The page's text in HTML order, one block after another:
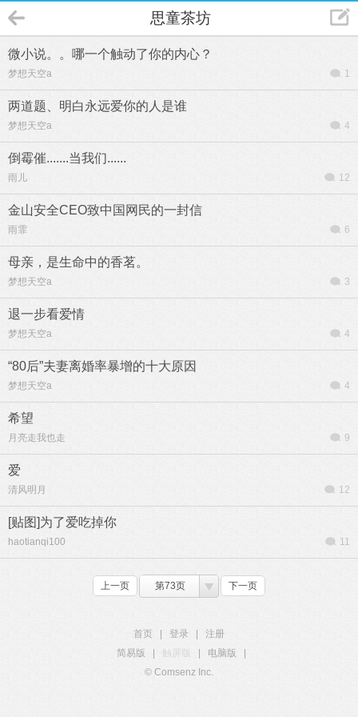
思童茶坊
微小说。。哪一个触动了你的内心？
梦想天空a 1
两道题、明白永远爱你的人是谁
梦想天空a 4
倒霉催.......当我们......
雨儿 12
金山安全CEO致中国网民的一封信
雨霏 6
母亲，是生命中的香茗。
梦想天空a 3
退一步看爱情
梦想天空a 4
“80后”夫妻离婚率暴增的十大原因
梦想天空a 4
希望
月亮走我也走 9
爱
清风明月 12
[贴图]为了爱吃掉你
haotianqi100 11
上一页 第73页 下一页
首页 登录
注册
简易版
触屏版 电脑版
© Comsenz Inc.